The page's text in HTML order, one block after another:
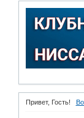
Привет, Гость!